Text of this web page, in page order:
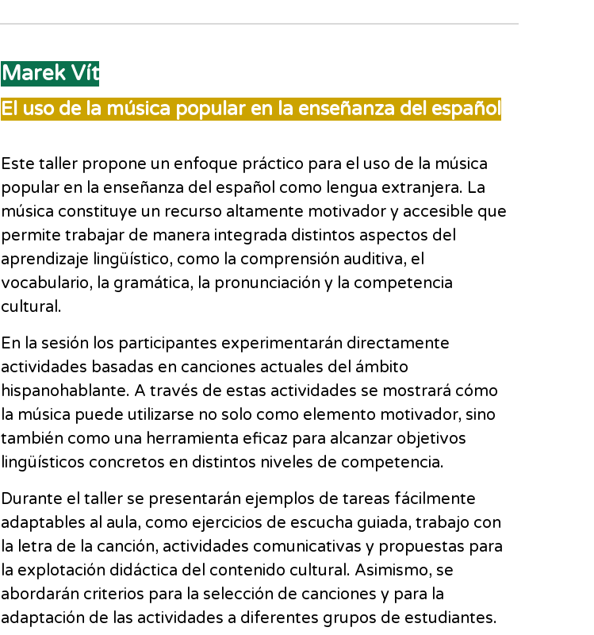
Marek Vít
El uso de la música popular en la enseñanza del español
Este taller propone un enfoque práctico para el uso de la música
popular en la enseñanza del español como lengua extranjera. La
música constituye un recurso altamente motivador y accesible que
permite trabajar de manera integrada distintos aspectos del
aprendizaje lingüístico, como la comprensión auditiva, el
vocabulario, la gramática, la pronunciación y la competencia
cultural.
En la sesión los participantes experimentarán directamente
actividades basadas en canciones actuales del ámbito
hispanohablante. A través de estas actividades se mostrará cómo
la música puede utilizarse no solo como elemento motivador, sino
también como una herramienta eficaz para alcanzar objetivos
lingüísticos concretos en distintos niveles de competencia.
Durante el taller se presentarán ejemplos de tareas fácilmente
adaptables al aula, como ejercicios de escucha guiada, trabajo con
la letra de la canción, actividades comunicativas y propuestas para
la explotación didáctica del contenido cultural. Asimismo, se
abordarán criterios para la selección de canciones y para la
adaptación de las actividades a diferentes grupos de estudiantes.